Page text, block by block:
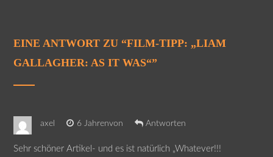
EINE ANTWORT ZU “FILM-TIPP: „LIAM
GALLAGHER: AS IT WAS“”
axel 6 Jahrenvon Antworten
Sehr schöner Artikel- und es ist natürlich „Whatever!!!